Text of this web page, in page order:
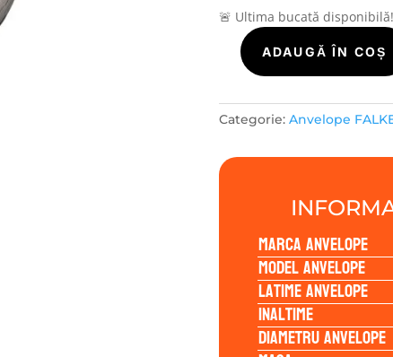
🚨 Ultima bucată
Cantitate
Falken
SINCERA
SN110
77T
ADAUGĂ ÎN COȘ
Categorie: Anvelope
Marca anvelope
Model anvelope
Latime anvelope
Inaltime
Diametru anvelope